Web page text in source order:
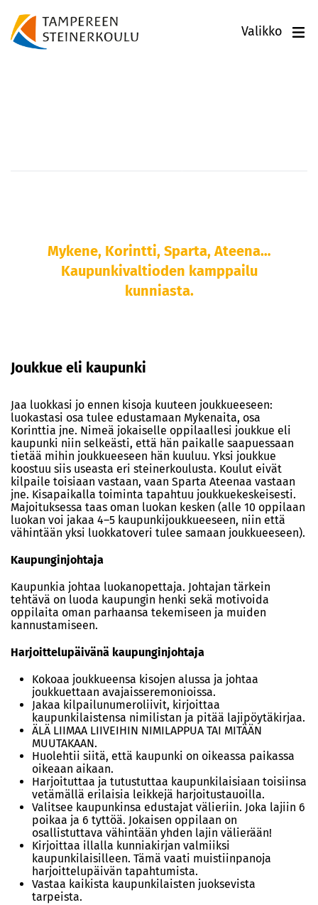
Valikko
Mykene, Korintti, Sparta, Ateena…
Kaupunkivaltioden kamppailu
kunniasta.
Joukkue eli kaupunki
Jaa luokkasi jo ennen kisoja kuuteen joukkueeseen:
luokastasi osa tulee edustamaan Mykenaita, osa
Korinttia jne. Nimeä jokaiselle oppilaallesi joukkue eli
kaupunki niin selkeästi, että hän paikalle saapuessaan
tietää mihin joukkueeseen hän kuuluu. Yksi joukkue
koostuu siis useasta eri steinerkoulusta. Koulut eivät
kilpaile toisiaan vastaan, vaan Sparta Ateenaa vastaan
jne. Kisapaikalla toiminta tapahtuu joukkuekeskeisesti.
Majoituksessa taas oman luokan kesken (alle 10 oppilaan
luokan voi jakaa 4–5 kaupunkijoukkueeseen, niin että
vähintään yksi luokkatoveri tulee samaan joukkueeseen).
Kaupunginjohtaja
Kaupunkia johtaa luokanopettaja. Johtajan tärkein
tehtävä on luoda kaupungin henki sekä motivoida
oppilaita oman parhaansa tekemiseen ja muiden
kannustamiseen.
Harjoittelupäivänä kaupunginjohtaja
Kokoaa joukkueensa kisojen alussa ja johtaa
joukkuettaan avajaisseremonioissa.
Jakaa kilpailunumeroliivit, kirjoittaa
kaupunkilaistensa nimilistan ja pitää lajipöytäkirjaa.
ÄLÄ LIIMAA LIIVEIHIN NIMILAPPUA TAI MITÄÄN
MUUTAKAAN.
Huolehtii siitä, että kaupunki on oikeassa paikassa
oikeaan aikaan.
Harjoituttaa ja tutustuttaa kaupunkilaisiaan toisiinsa
vetämällä erilaisia leikkejä harjoitustauoilla.
Valitsee kaupunkinsa edustajat välieriin. Joka lajiin 6
poikaa ja 6 tyttöä. Jokaisen oppilaan on
osallistuttava vähintään yhden lajin välierään!
Kirjoittaa illalla kunniakirjan valmiiksi
kaupunkilaisilleen. Tämä vaati muistiinpanoja
harjoittelupäivän tapahtumista.
Vastaa kaikista kaupunkilaisten juoksevista
tarpeista.